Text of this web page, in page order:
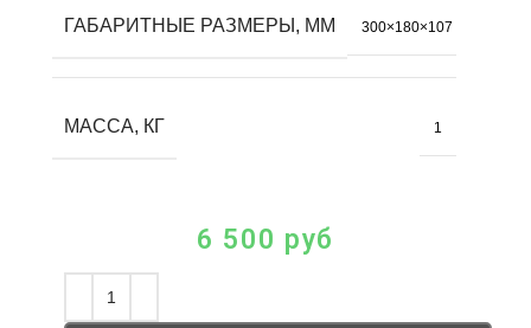
ГАБАРИТНЫЕ РАЗМЕРЫ, ММ 300×180×107
МАССА, КГ 1
6 500 руб